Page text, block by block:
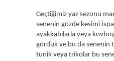
Geçtiğimiz yaz sezonu
senenin gözde kesimi
ayakkabılarla veya
gördük ve bu da senenin
tunik veya trikolar bu